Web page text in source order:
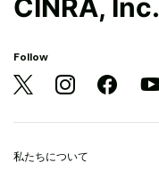
CINRA, Inc.
Follow
私たちについて